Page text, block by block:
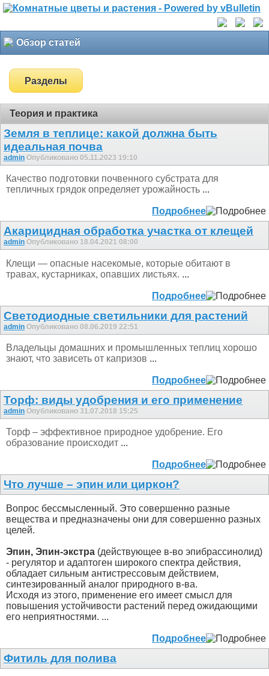
Обзор статей
Разделы
Теория и практика
Земля в теплице: какой должна быть
идеальная почва
admin Опубликовано 05.11.2023 19:10
Качество подготовки почвенного субстрата для
тепличных грядок определяет урожайность ...
Подробнее
Акарицидная обработка участка от клещей
admin Опубликовано 18.04.2021 08:00
Клещи — опасные насекомые, которые обитают в
травах, кустарниках, опавших листьях. ...
Подробнее
Светодиодные светильники для растений
admin Опубликовано 08.06.2019 22:51
Владельцы домашних и промышленных теплиц хорошо
знают, что зависеть от капризов ...
Подробнее
Торф: виды удобрения и его применение
admin Опубликовано 31.07.2018 15:25
Торф – эффективное природное удобрение. Его
образование происходит ...
Подробнее
Что лучше – эпин или циркон?
Вопрос бессмысленный. Это совершенно разные
вещества и предназначены они для совершенно разных
целей.
Эпин, Эпин-экстра (действующее в-во эпибрассинолид)
- регулятор и адаптоген широкого спектра действия,
обладает сильным антистрессовым действием,
синтезированный аналог природного в-ва.
Исходя из этого, применение его имеет смысл для
повышения устойчивости растений перед ожидающими
его неприятностями. ...
Подробнее
Фитиль для полива